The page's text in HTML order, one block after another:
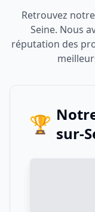
Retrouvez
Seine. Nous
réputation des
🏆 sur-